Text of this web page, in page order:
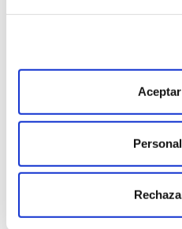
catadores y
constituye una buena
Esta moda de pintar
mano ha venido para
la organización de
familiares o entre
el arte de la copa de
imprescindible a